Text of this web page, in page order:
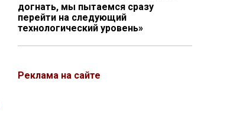
догнать, мы пытаемся сразу
перейти на следующий
технологический уровень»
Реклама на сайте